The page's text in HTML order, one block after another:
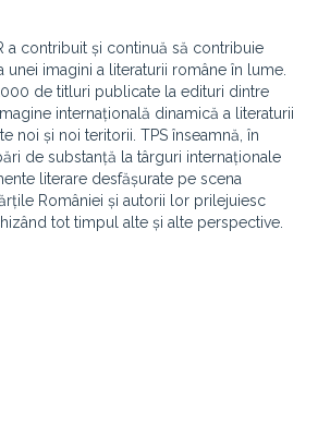
a contribuit și continuă să contribuie
unei imagini a literaturii române în lume.
de titluri publicate la edituri dintre
internațională dinamică a literaturii
noi și noi teritorii. TPS înseamnă, în
de substanță la târguri internaționale
literare desfășurate pe scena
României și autorii lor prilejuiesc
tot timpul alte și alte perspective.